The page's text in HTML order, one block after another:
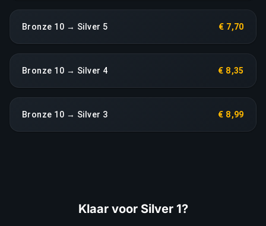
Bronze 10 → Silver 5 € 7,70
Bronze 10 → Silver 4 € 8,35
Bronze 10 → Silver 3 € 8,99
Klaar voor Silver 1?